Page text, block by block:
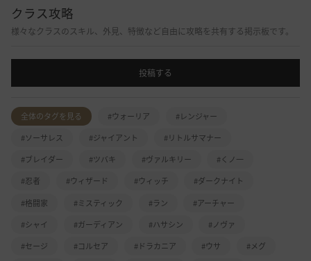
クラス攻略
様々なクラスのスキル、外見、特徴など自由に攻略を共有する掲示板です。
投稿する
全体のタグを見る #ウォーリア
#レンジャー
#ソーサレス
#ジャイアント
#リトルサマナー
#ブレイダー
#ツバキ #ヴァルキリー
#くノ一
#忍者
#ウィザード #ウィッチ
#ダークナイト
#格闘家
#ミスティック #ラン
#アーチャー
#シャイ
#ガーディアン #ハサシン
#ノヴァ
#セージ
#コルセア #ドラカニア #ウサ
#メグ